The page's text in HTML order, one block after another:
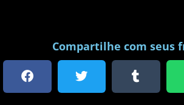
Compartilhe com seus